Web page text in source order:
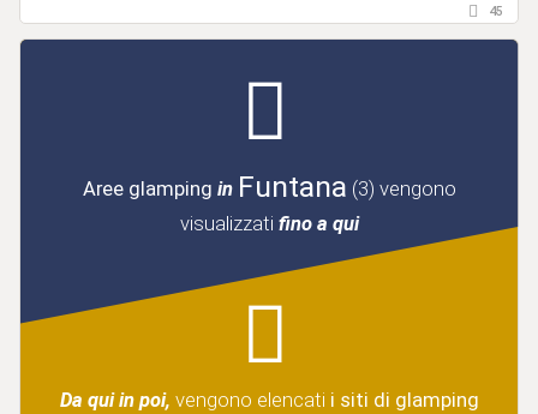
45
Aree glamping in Funtana (3) vengono
visualizzati fino a qui
Da qui in poi, vengono elencati i siti di glamping